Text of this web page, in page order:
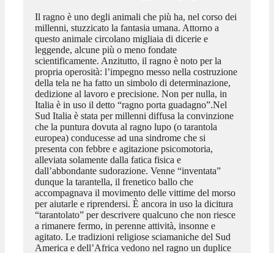
Il ragno è uno degli animali che più ha, nel corso dei
millenni, stuzzicato la fantasia umana. Attorno a
questo animale circolano migliaia di dicerie e
leggende, alcune più o meno fondate
scientificamente. Anzitutto, il ragno è noto per la
propria operosità: l’impegno messo nella costruzione
della tela ne ha fatto un simbolo di determinazione,
dedizione al lavoro e precisione. Non per nulla, in
Italia è in uso il detto “ragno porta guadagno”.Nel
Sud Italia è stata per millenni diffusa la convinzione
che la puntura dovuta al ragno lupo (o tarantola
europea) conducesse ad una sindrome che si
presenta con febbre e agitazione psicomotoria,
alleviata solamente dalla fatica fisica e
dall’abbondante sudorazione. Venne “inventata”
dunque la tarantella, il frenetico ballo che
accompagnava il movimento delle vittime del morso
per aiutarle e riprendersi. È ancora in uso la dicitura
“tarantolato” per descrivere qualcuno che non riesce
a rimanere fermo, in perenne attività, insonne e
agitato. Le tradizioni religiose sciamaniche del Sud
America e dell’Africa vedono nel ragno un duplice